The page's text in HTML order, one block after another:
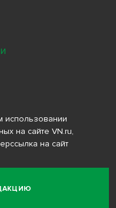
использовании
на сайте VN.ru,
на сайт